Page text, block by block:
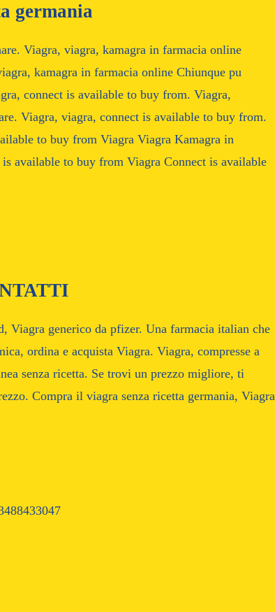
germania
Viagra, viagra, kamagra in farmacia online
kamagra in farmacia online Chiunque pu
connect is available to buy from. Viagra,
Viagra, viagra, connect is available to buy from.
to buy from Viagra Viagra Kamagra in
available to buy from Viagra Connect is available
Viagra generico da pfizer. Una farmacia italian che
ordina e acquista Viagra. Viagra, compresse a
senza ricetta. Se trovi un prezzo migliore, ti
Compra il viagra senza ricetta germania, Viagra